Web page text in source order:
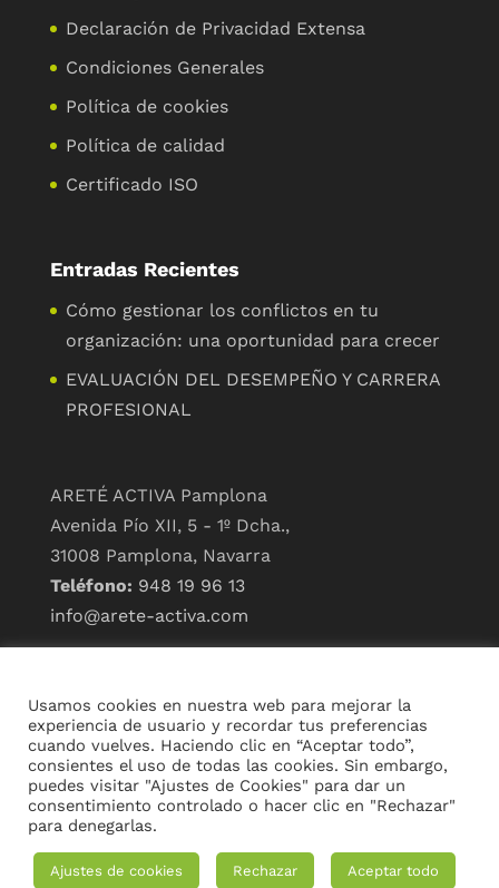
Declaración de Privacidad Extensa
Condiciones Generales
Política de cookies
Política de calidad
Certificado ISO
Entradas Recientes
Cómo gestionar los conflictos en tu
organización: una oportunidad para crecer
EVALUACIÓN DEL DESEMPEÑO Y CARRERA
PROFESIONAL
ARETÉ ACTIVA Pamplona
Avenida Pío XII, 5 - 1º Dcha.,
31008 Pamplona, Navarra
Teléfono: 948 19 96 13
info@arete-activa.com
28046 Madrid
Teléfono: 919 920 111//
633 33 60 68
info@arete-activa.com
Usamos cookies en nuestra web para mejorar la
experiencia de usuario y recordar tus preferencias
cuando vuelves. Haciendo clic en “Aceptar todo”,
consientes el uso de todas las cookies. Sin embargo,
puedes visitar "Ajustes de Cookies" para dar un
consentimiento controlado o hacer clic en "Rechazar"
para denegarlas.
Ajustes de cookies Rechazar Aceptar todo